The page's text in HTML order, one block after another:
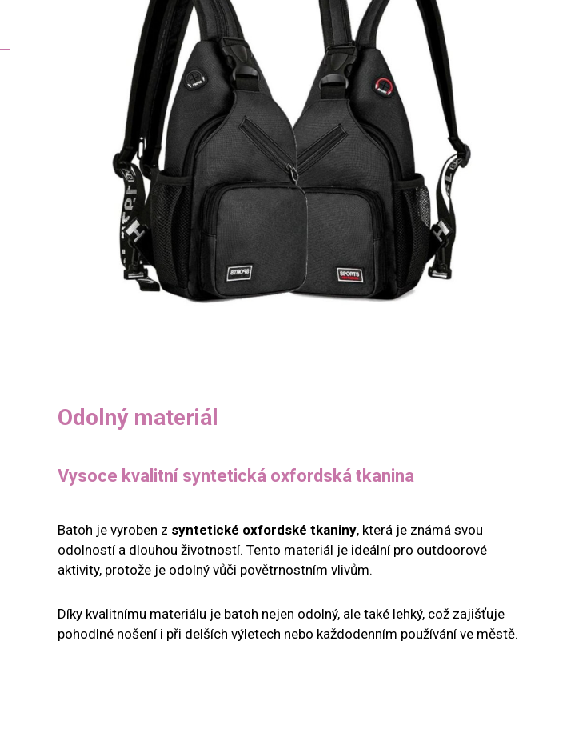
Odolný materiál
Vysoce kvalitní syntetická oxfordská tkanina
Batoh je vyroben z syntetické oxfordské tkaniny, která je známá svou
odolností a dlouhou životností. Tento materiál je ideální pro outdoorové
aktivity, protože je odolný vůči povětrnostním vlivům.
Díky kvalitnímu materiálu je batoh nejen odolný, ale také lehký, což zajišťuje
pohodlné nošení i při delších výletech nebo každodenním používání ve městě.